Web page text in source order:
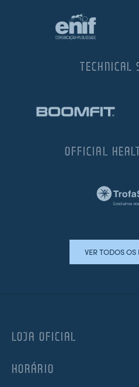
TECHNICAL
OFFICIAL
VER TODOS OS
LOJA OFICIAL
HORÁRIO